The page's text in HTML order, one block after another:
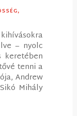
,
– nyolc
keretében
tenni a
Andrew
Mihály